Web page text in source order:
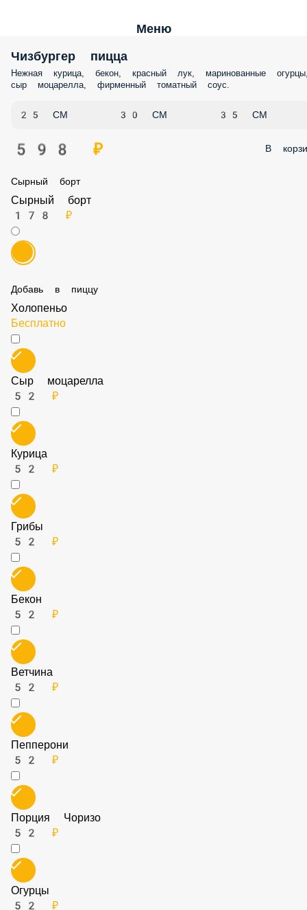
Меню
Чизбургер пицца
Нежная курица, бекон, красный лук, маринованные огурцы, сыр
моцарелла, фирменный томатный соус.
25 СМ 30 СМ 35 СМ
598 ₽ В
Сырный борт
Сырный борт
178 ₽
Добавь в пиццу
Бесплатно
Сыр моцарелла
52 ₽
Курица
52 ₽
Грибы
52 ₽
Бекон
52 ₽
Пепперони
52 ₽